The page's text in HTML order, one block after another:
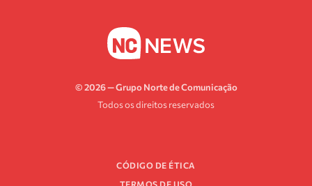
© 2026 — Grupo Norte de Comunicação
Todos os direitos reservados
CÓDIGO DE ÉTICA